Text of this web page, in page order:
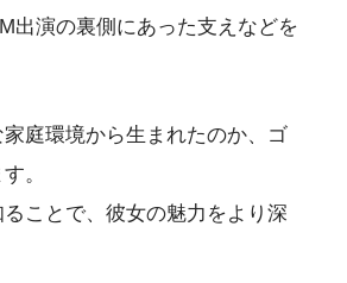
出演の裏側にあった支えなどを
庭環境から生まれたのか、ゴ
。
ことで、彼女の魅力をより深